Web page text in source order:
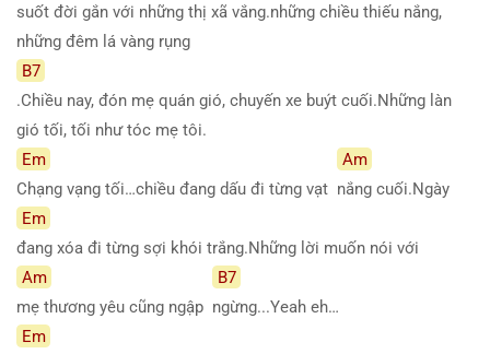
suốt đời gắn với những thị xã vắng.những chiều thiếu nắng,
những đêm lá vàng rụng
B7
.Chiều nay, đón mẹ quán gió, chuyến xe buýt cuối.Những làn
gió tối, tối như tóc mẹ tôi.
Em
Chạng vạng tối…chiều đang dấu đi từng vạt
Am
nắng cuối.Ngày
Em
đang xóa đi từng sợi khói trắng.Những lời muốn nói với
Am
mẹ thương yêu cũng ngập
B7
ngừng...Yeah eh…
Em